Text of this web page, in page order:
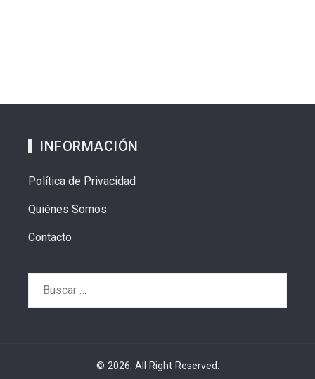
INFORMACIÓN
Política de Privacidad
Quiénes Somos
Contacto
© 2026. All Right Reserved.